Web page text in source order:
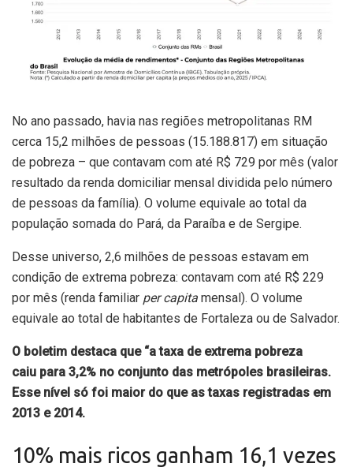
No ano passado, havia nas regiões metropolitanas RM
cerca 15,2 milhões de pessoas (15.188.817) em situação
de pobreza – que contavam com até R$ 729 por mês (valor
resultado da renda domiciliar mensal dividida pelo número
de pessoas da família). O volume equivale ao total da
população somada do Pará, da Paraíba e de Sergipe.
Desse universo, 2,6 milhões de pessoas estavam em
condição de extrema pobreza: contavam com até R$ 229
por mês (renda familiar per capita mensal). O volume
equivale ao total de habitantes de Fortaleza ou de Salvador.
O boletim destaca que “a taxa de extrema pobreza
caiu para 3,2% no conjunto das metrópoles brasileiras.
Esse nível só foi maior do que as taxas registradas em
2013 e 2014.
10% mais ricos ganham 16,1 vezes